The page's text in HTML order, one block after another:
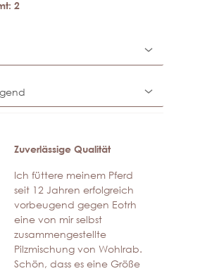
2
Zuverlässige Qualität
Ich füttere meinem Pferd
seit 12 Jahren erfolgreich
vorbeugend gegen Eotrh
eine von mir selbst
zusammengestellte
Pilzmischung von Wohlrab.
Schön, dass es eine Größe